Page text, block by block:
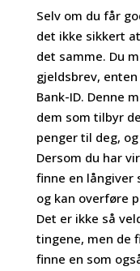
Selv om du får
det ikke sikkert
det samme. Du
gjeldsbrev,
Bank-ID. Denne
dem som tilbyr
penger til deg,
Dersom du har
finne en långiver
og kan overføre
Det er ikke så
tingene, men de
finne en som